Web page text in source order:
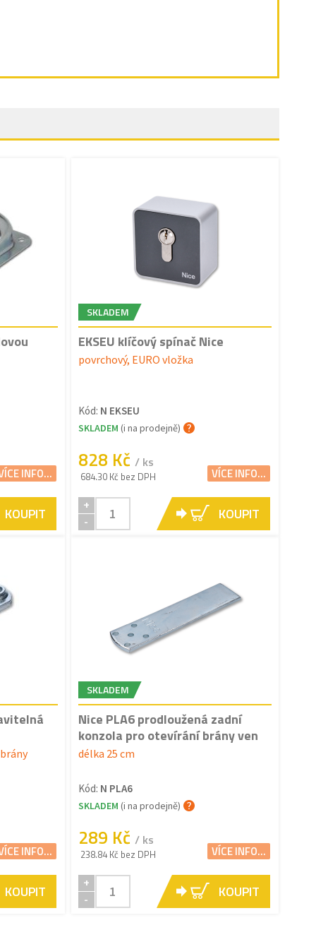
INFO...
KOUPIT
SKLADEM
EKSEU klíčový spínač Nice
povrchový, EURO vložka
Kód: N EKSEU
SKLADEM (i na prodejně)
828 Kč / ks
684.30 Kč bez DPH VÍCE INFO...
+
-
KOUPIT
INFO...
KOUPIT
SKLADEM
Nice PLA6 prodloužená zadní
konzola pro otevírání brány ven
délka 25 cm
Kód: N PLA6
SKLADEM (i na prodejně)
289 Kč / ks
238.84 Kč bez DPH VÍCE INFO...
+
-
KOUPIT